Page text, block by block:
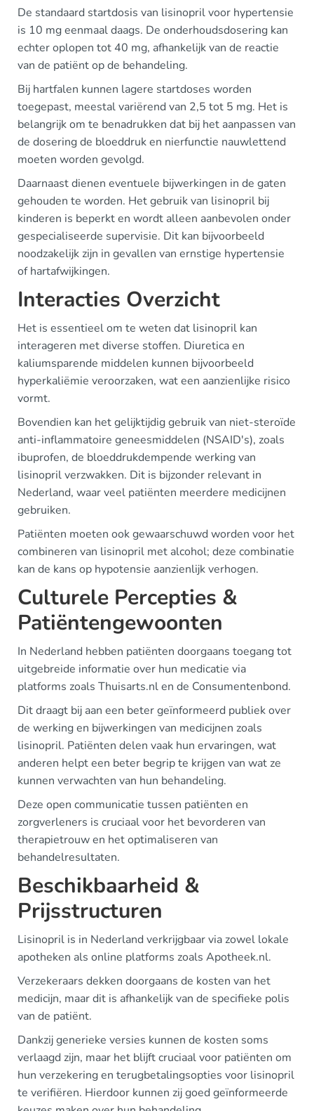
De standaard startdosis van lisinopril voor hypertensie
is 10 mg eenmaal daags. De onderhoudsdosering kan
echter oplopen tot 40 mg, afhankelijk van de reactie
van de patiënt op de behandeling.
Bij hartfalen kunnen lagere startdoses worden
toegepast, meestal variërend van 2,5 tot 5 mg. Het is
belangrijk om te benadrukken dat bij het aanpassen van
de dosering de bloeddruk en nierfunctie nauwlettend
moeten worden gevolgd.
Daarnaast dienen eventuele bijwerkingen in de gaten
gehouden te worden. Het gebruik van lisinopril bij
kinderen is beperkt en wordt alleen aanbevolen onder
gespecialiseerde supervisie. Dit kan bijvoorbeeld
noodzakelijk zijn in gevallen van ernstige hypertensie
of hartafwijkingen.
Interacties Overzicht
Het is essentieel om te weten dat lisinopril kan
interageren met diverse stoffen. Diuretica en
kaliumsparende middelen kunnen bijvoorbeeld
hyperkaliëmie veroorzaken, wat een aanzienlijke risico
vormt.
Bovendien kan het gelijktijdig gebruik van niet-steroïde
anti-inflammatoire geneesmiddelen (NSAID's), zoals
ibuprofen, de bloeddrukdempende werking van
lisinopril verzwakken. Dit is bijzonder relevant in
Nederland, waar veel patiënten meerdere medicijnen
gebruiken.
Patiënten moeten ook gewaarschuwd worden voor het
combineren van lisinopril met alcohol; deze combinatie
kan de kans op hypotensie aanzienlijk verhogen.
Culturele Percepties &
Patiëntengewoonten
In Nederland hebben patiënten doorgaans toegang tot
uitgebreide informatie over hun medicatie via
platforms zoals Thuisarts.nl en de Consumentenbond.
Dit draagt bij aan een beter geïnformeerd publiek over
de werking en bijwerkingen van medicijnen zoals
lisinopril. Patiënten delen vaak hun ervaringen, wat
anderen helpt een beter begrip te krijgen van wat ze
kunnen verwachten van hun behandeling.
Deze open communicatie tussen patiënten en
zorgverleners is cruciaal voor het bevorderen van
therapietrouw en het optimaliseren van
behandelresultaten.
Beschikbaarheid &
Prijsstructuren
Lisinopril is in Nederland verkrijgbaar via zowel lokale
apotheken als online platforms zoals Apotheek.nl.
Verzekeraars dekken doorgaans de kosten van het
medicijn, maar dit is afhankelijk van de specifieke polis
van de patiënt.
Dankzij generieke versies kunnen de kosten soms
verlaagd zijn, maar het blijft cruciaal voor patiënten om
hun verzekering en terugbetalingsopties voor lisinopril
te verifiëren. Hierdoor kunnen zij goed geïnformeerde